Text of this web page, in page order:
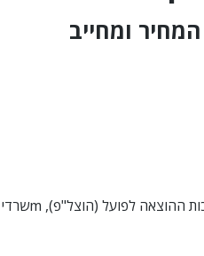
ומחייב
"המסירה/השליחות המשפטית": המצאת מסמכים, הגשות וביצוע משימות בבתי משפט, לשכות ההוצאה לפועל (הוצל"פ), mשרדי